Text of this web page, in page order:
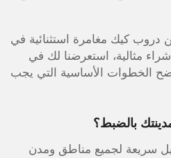
دروب كيك مغامرة استثنائية في
مثالية، استعرضنا لك في
يوضح الخطوات الأساسية التي يجب
بالضبط؟
سريعة لجميع مناطق ومدن